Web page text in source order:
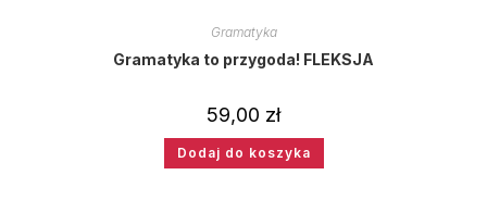
Gramatyka
Gramatyka to przygoda! FLEKSJA
59,00 zł
Dodaj do koszyka